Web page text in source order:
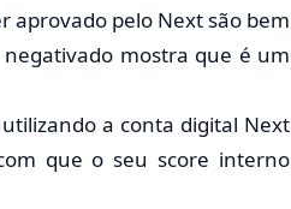
aprovado pelo Next são bem
mostra que é um
a conta digital Next
que o seu score interno